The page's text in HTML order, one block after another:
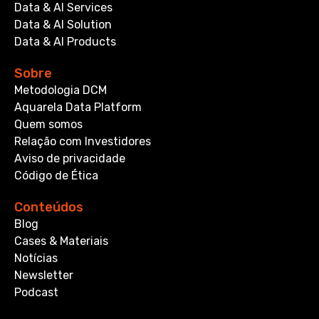
Data & AI Services
Data & AI Solution
Data & AI Products
Sobre
Metodologia DCM
Aquarela Data Platform
Quem somos
Relação com Investidores
Aviso de privacidade
Código de Ética
Conteúdos
Blog
Cases & Materiais
Notícias
Newsletter
Podcast